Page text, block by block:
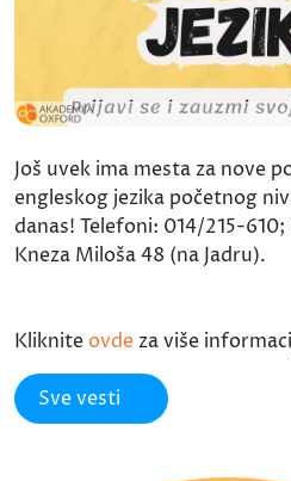
Još uvek ima mesta za nove
engleskog jezika početnog
danas! Telefoni: 014/215-
Kneza Miloša 48 (na Jadru).
Kliknite ovde za više
Sve vesti